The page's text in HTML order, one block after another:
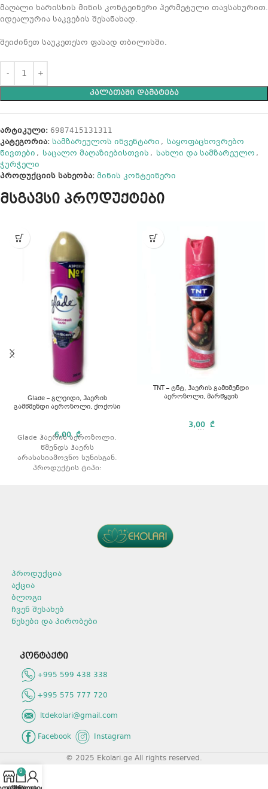
მაღალი ხარისხის მინის კონტეინერი ჰერმეტული თავსახურით.
იდეალურია საკვების შესანახად.
შეიძინეთ საუკეთესო ფასად თბილისში.
ᲙᲐᲚᲐᲗᲐᲨᲘ ᲓᲐᲛᲐᲢᲔᲑᲐ
არტიკული: 6987415131311
კატეგორია: სამზარეულოს ინვენტარი , საყოფაცხოვრებო
ნივთები , საცალო მაღაზიებისთვის , სახლი და სამზარეულო ,
ჭურჭელი
პროდუქციის სახეობა: მინის კონტეინერი
მსგავსი პროდუქტები
Glade – გლეიდი, ჰაერის
გამწმენდი აეროზოლი, ქოქოსი
6,00₾
Glade ჰაერის აეროზოლი.
წმენდს ჰაერს
არასასიამოვნო სუნისგან.
პროდუქტის ტიპი:
TNT – ტნტ, ჰაერის გამწმენდი
აეროზოლი, მარწყვის
3,00 ₾
...
პროდუქცია
აქცია
ბლოგი
ჩვენ შესახებ
წესები და პირობები
კონტაქტი
+995 599 438 338
+995 575 777 720
ltdekolari@gmail.com
Facebook
Instagram
© 2025 Ekolari.ge All rights reserved.
0